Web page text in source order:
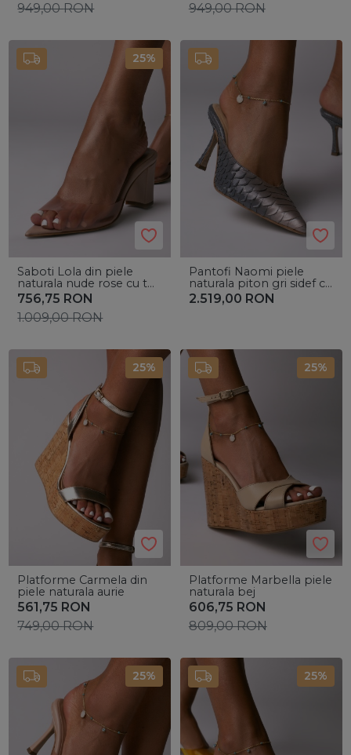
949,00RON
949,00RON
25%
Saboti Lola din piele
naturala nude rose cu toc
mic gros si bareta silicon
756,75 RON
1.009,00RON
Pantofi Naomi piele
naturala piton gri sidef cu
toc mic evazat
2.519,00 RON
25%
Platforme Carmela din
piele naturala aurie
561,75 RON
749,00RON
25%
Platforme Marbella piele
naturala bej
606,75 RON
809,00RON
25% 25%